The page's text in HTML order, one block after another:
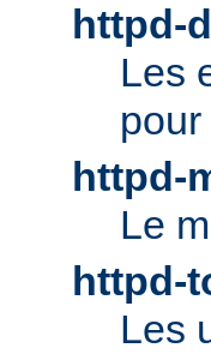
httpd-
Les
httpd-
Le
httpd-
Les